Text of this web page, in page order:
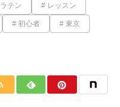
ラテン レッスン
初心者 東京